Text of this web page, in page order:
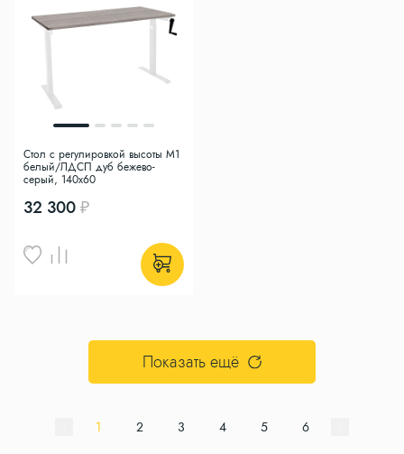
32 300
Стол с регулировкой высоты M1
белый/ЛДСП дуб бежево-
серый, 140x60
Показать ещё
1 2 3 4 5 6